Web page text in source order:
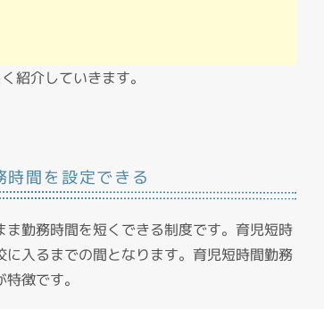
紹介していきます。
間を設定できる
勤務時間を短くできる制度です。育児短時
入るまでの間となります。育児短時間勤務
徴です。